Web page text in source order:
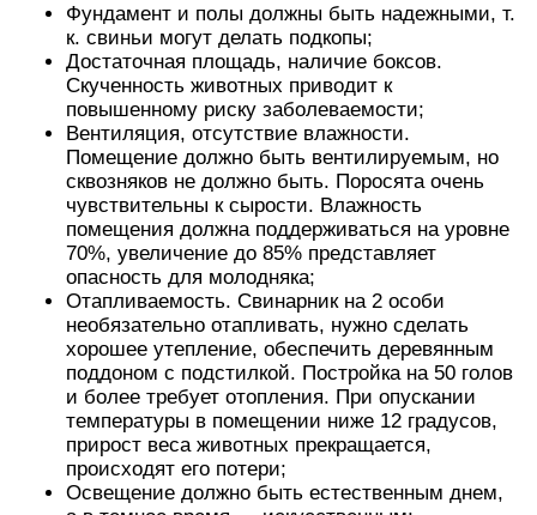
Фундамент и полы должны быть надежными, т.
к. свиньи могут делать подкопы;
Достаточная площадь, наличие боксов.
Скученность животных приводит к
повышенному риску заболеваемости;
Вентиляция, отсутствие влажности.
Помещение должно быть вентилируемым, но
сквозняков не должно быть. Поросята очень
чувствительны к сырости. Влажность
помещения должна поддерживаться на уровне
70%, увеличение до 85% представляет
опасность для молодняка;
Отапливаемость. Свинарник на 2 особи
необязательно отапливать, нужно сделать
хорошее утепление, обеспечить деревянным
поддоном с подстилкой. Постройка на 50 голов
и более требует отопления. При опускании
температуры в помещении ниже 12 градусов,
прирост веса животных прекращается,
происходят его потери;
Освещение должно быть естественным днем,